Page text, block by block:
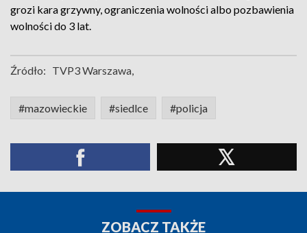
grozi kara grzywny, ograniczenia wolności albo pozbawienia
wolności do 3 lat.
Źródło: TVP3 Warszawa,
#mazowieckie #siedlce #policja
ZOBACZ TAKŻE